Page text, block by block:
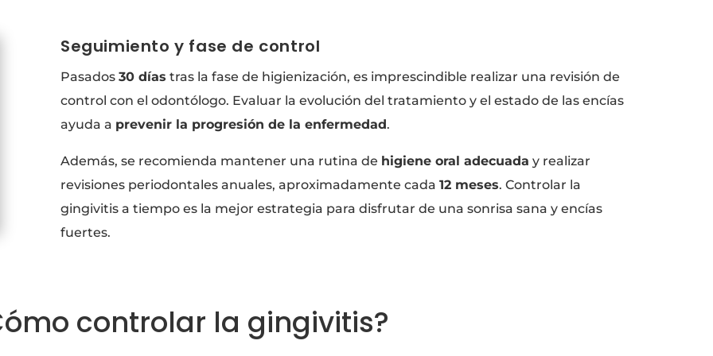
Seguimiento y fase de control
Pasados 30 días tras la fase de higienización, es imprescindible realizar una revisión de
control con el odontólogo. Evaluar la evolución del tratamiento y el estado de las encías
ayuda a prevenir la progresión de la enfermedad.
Además, se recomienda mantener una rutina de higiene oral adecuada y realizar
revisiones periodontales anuales, aproximadamente cada 12 meses. Controlar la
gingivitis a tiempo es la mejor estrategia para disfrutar de una sonrisa sana y encías
fuertes.
controlar la gingivitis?